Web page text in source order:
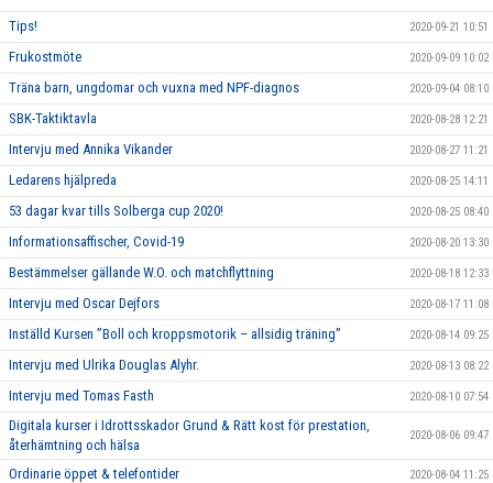
Tips! 2020-09-21 10:51
Frukostmöte 2020-09-09 10:02
Träna barn, ungdomar och vuxna med NPF-diagnos 2020-09-04 08:10
SBK-Taktiktavla 2020-08-28 12:21
Intervju med Annika Vikander 2020-08-27 11:21
Ledarens hjälpreda 2020-08-25 14:11
53 dagar kvar tills Solberga cup 2020! 2020-08-25 08:40
Informationsaffischer, Covid-19 2020-08-20 13:30
Bestämmelser gällande W.O. och matchflyttning 2020-08-18 12:33
Intervju med Oscar Dejfors 2020-08-17 11:08
Inställd Kursen ”Boll och kroppsmotorik – allsidig träning” 2020-08-14 09:25
Intervju med Ulrika Douglas Alyhr. 2020-08-13 08:22
Intervju med Tomas Fasth 2020-08-10 07:54
Digitala kurser i Idrottsskador Grund & Rätt kost för prestation,
återhämtning och hälsa
2020-08-06 09:47
Ordinarie öppet & telefontider 2020-08-04 11:25